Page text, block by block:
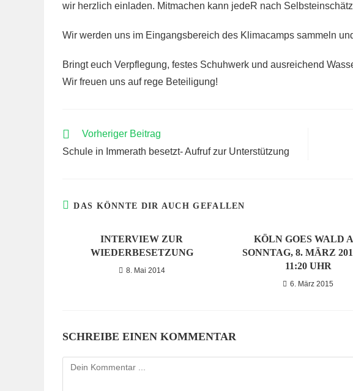
wir herzlich einladen. Mitmachen kann jedeR nach
Wir werden uns im Eingangsbereich des Klimacamps sammeln
Bringt euch Verpflegung, festes Schuhwerk und ausreichend
Wir freuen uns auf rege Beteiligung!
WEITERE
ANSEHEN
Vorheriger Beitrag
Schule in Immerath besetzt- Aufruf zur Unterstützung
DAS KÖNNTE DIR AUCH GEFALLEN
INTERVIEW ZUR
WIEDERBESETZUNG
8. Mai 2014
KÖLN GOES WALD
SONNTAG, 8. MÄRZ
11:20 UHR
6. März 2015
SCHREIBE EINEN KOMMENTAR
Kommentieren